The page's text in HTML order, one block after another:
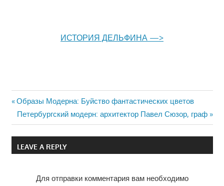
ИСТОРИЯ ДЕЛЬФИНА —>
Навигация
по
записям
Previous
Post:
Образы Модерна: Буйство фантастических цветов
Next
Post:
Петербургский модерн: архитектор Павел Сюзор, граф
LEAVE A REPLY
Для отправки комментария вам необходимо